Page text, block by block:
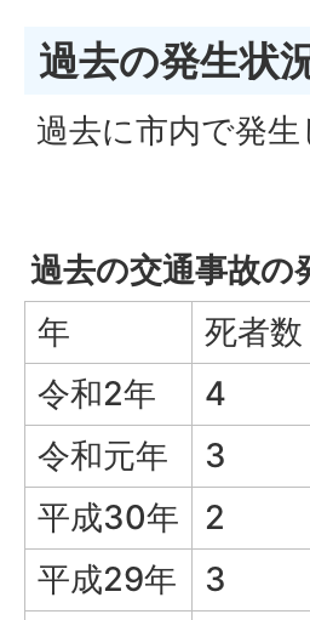
過去の発生状
過去に市内で発
過去の交通事故の
年
死者数
令和2年
4
令和元年
3
平成30年
2
平成29年
3